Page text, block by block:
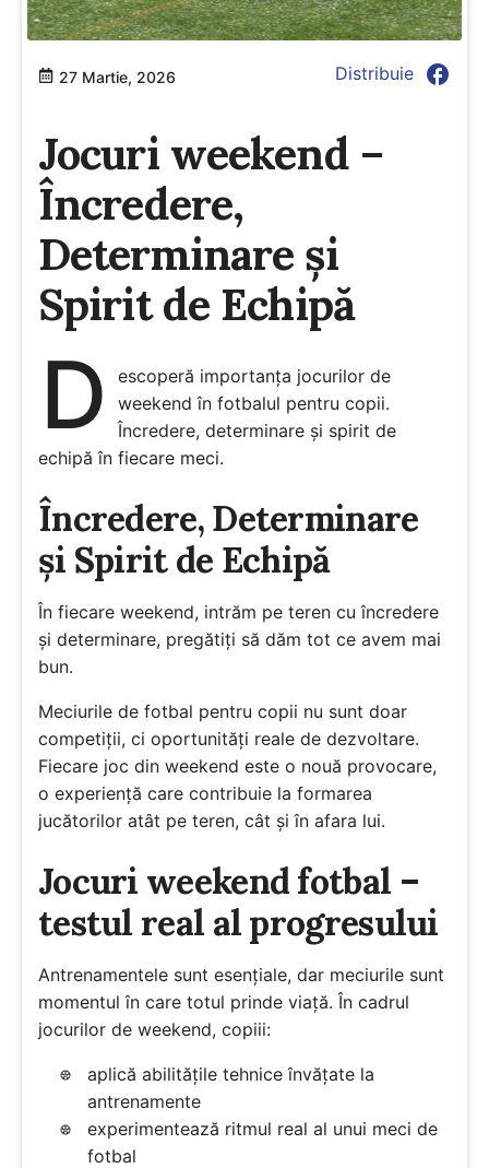
27 Martie, 2026 Distribuie facebook
Jocuri weekend –
Încredere,
Determinare și
Spirit de Echipă
D
escoperă importanța jocurilor de
weekend în fotbalul pentru copii.
Încredere, determinare și spirit de
echipă în fiecare meci.
Încredere, Determinare
și Spirit de Echipă
În fiecare weekend, intrăm pe teren cu încredere
și determinare, pregătiți să dăm tot ce avem mai
bun.
Meciurile de fotbal pentru copii nu sunt doar
competiții, ci oportunități reale de dezvoltare.
Fiecare joc din weekend este o nouă provocare,
o experiență care contribuie la formarea
jucătorilor atât pe teren, cât și în afara lui.
Jocuri weekend fotbal –
testul real al progresului
Antrenamentele sunt esențiale, dar meciurile sunt
momentul în care totul prinde viață. În cadrul
jocurilor de weekend, copiii:
aplică abilitățile tehnice învățate la
antrenamente
experimentează ritmul real al unui meci de
fotbal